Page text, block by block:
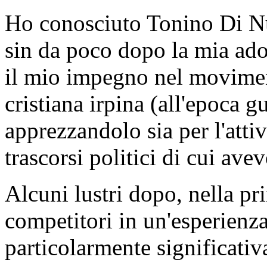
Ho conosciuto Tonino Di
sin da poco dopo la mia
il mio impegno nel
cristiana irpina (all'epoca
apprezzandolo sia per
trascorsi politici di cui
Alcuni lustri dopo, nella
competitori in
particolarmente